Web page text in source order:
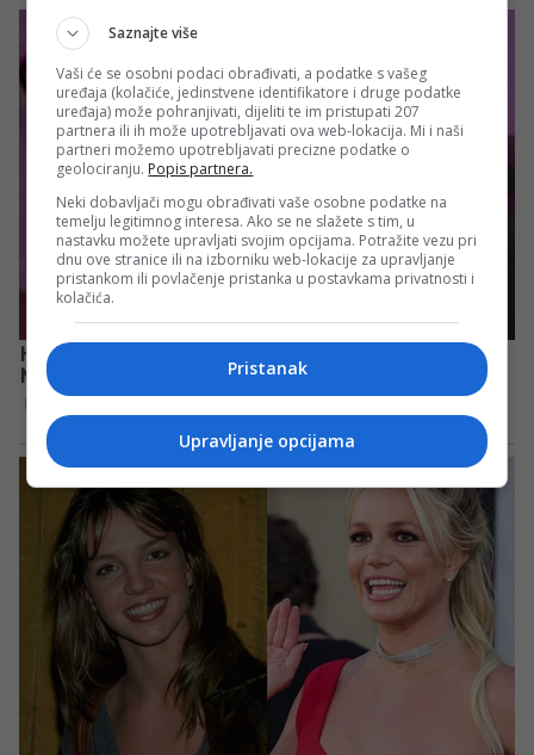
Saznajte više
Vaši će se osobni podaci obrađivati, a podatke s vašeg
uređaja (kolačiće, jedinstvene identifikatore i druge podatke
uređaja) može pohranjivati, dijeliti te im pristupati 207
partnera ili ih može upotrebljavati ova web-lokacija. Mi i naši
partneri možemo upotrebljavati precizne podatke o
geolociranju. Popis partnera.
Neki dobavljači mogu obrađivati vaše osobne podatke na
temelju legitimnog interesa. Ako se ne slažete s tim, u
nastavku možete upravljati svojim opcijama. Potražite vezu pri
dnu ove stranice ili na izborniku web-lokacije za upravljanje
pristankom ili povlačenje pristanka u postavkama privatnosti i
kolačića.
Pristanak
Upravljanje opcijama